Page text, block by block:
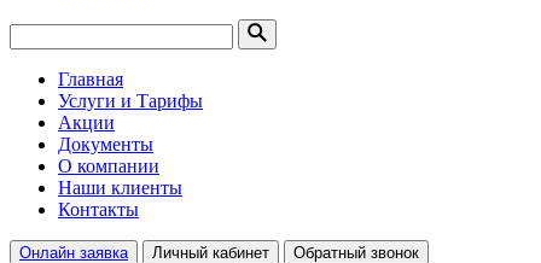
Главная
Услуги и Тарифы
Акции
Документы
О компании
Наши клиенты
Контакты
Онлайн заявка Личный кабинет Обратный звонок